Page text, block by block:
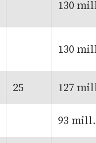
130
130
25
127
93 mill.